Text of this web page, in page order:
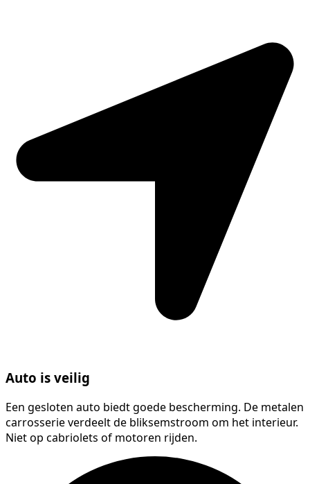
Auto is veilig
Een gesloten auto biedt goede bescherming. De metalen
carrosserie verdeelt de bliksemstroom om het interieur.
Niet op cabriolets of motoren rijden.